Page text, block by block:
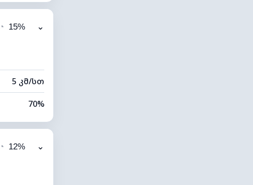
71%
10 კმ
◔ 15% ⌄
5 კმ/სთ
70%
70%
10 კმ
◔ 12% ⌄